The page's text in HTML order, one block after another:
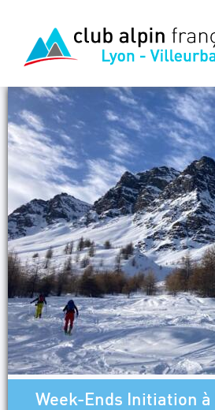
Week-Ends Initiation